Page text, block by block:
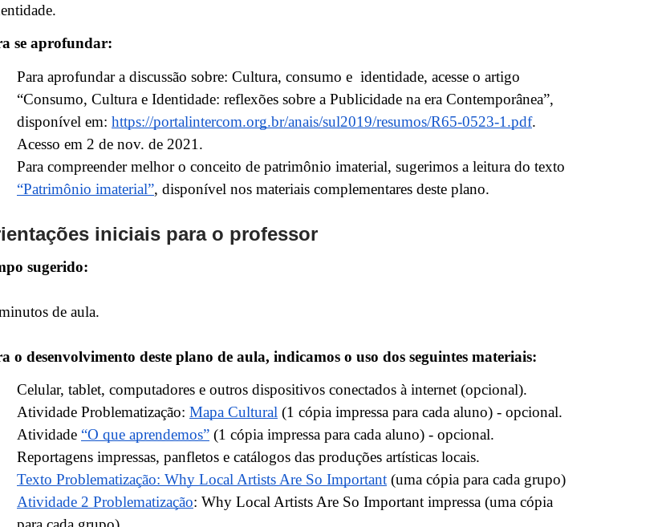
se aprofundar:
Para aprofundar a discussão sobre: Cultura, consumo e identidade, acesse o artigo
“Consumo, Cultura e Identidade: reflexões sobre a Publicidade na era Contemporânea”,
disponível em: https://portalintercom.org.br/anais/sul2019/resumos/R65-0523-1.pdf.
Acesso em 2 de nov. de 2021.
Para compreender melhor o conceito de patrimônio imaterial, sugerimos a leitura do texto
“Patrimônio imaterial”, disponível nos materiais complementares deste plano.
iniciais para o professor
sugerido:
de aula.
o desenvolvimento deste plano de aula, indicamos o uso dos seguintes materiais:
Celular, tablet, computadores e outros dispositivos conectados à internet (opcional).
Atividade Problematização: Mapa Cultural (1 cópia impressa para cada aluno) - opcional.
Atividade “O que aprendemos” (1 cópia impressa para cada aluno) - opcional.
Reportagens impressas, panfletos e catálogos das produções artísticas locais.
Texto Problematização: Why Local Artists Are So Important (uma cópia para cada grupo)
Atividade 2 Problematização: Why Local Artists Are So Important impressa (uma cópia